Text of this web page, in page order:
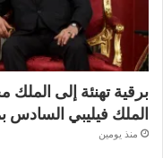
برقية تهنئة إلى
الملك فيليبي السادس
منذ يومين